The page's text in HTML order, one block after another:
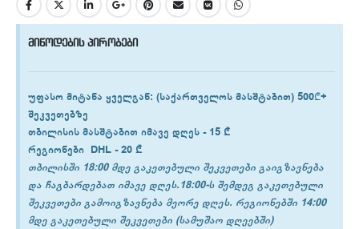
მიწოდების პირობები
უფასო მიტანა ყველგან: (საქართველოს მასშტაბით) 500₾+
შეკვეთებზე
თბილისის მასშტაბით იმავე დღეს -15 ₾
რეგიონები DHL -20 ₾
თბილისში 18:00 მდე გაკეთებული შეკვეთები გაიგზავნება
და ჩაგბარდებათ იმავე დღეს.18:00-ს შემდეგ გაკეთებული
შეკვეთები გამოიგზავნება მეორე დღეს. რეგიონებში 14:00
მდე გაკეთებული შეკვეთები (სამუშაო დღეებში)